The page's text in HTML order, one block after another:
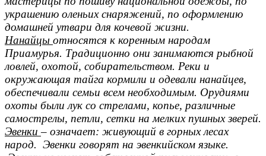
украшению оленьих снаряжений, по оформлению
домашней утвари для кочевой жизни.
Нанайцы относятся к коренным народам
Приамурья. Традиционно они занимаются рыбной
ловлей, охотой, собирательством. Реки и
окружающая тайга кормили и одевали нанайцев,
обеспечивали семьи всем необходимым. Орудиями
охоты были лук со стрелами, копье, различные
самострелы, петли, сетки на мелких пушных зверей.
Эвенки– означает: живующий в горных лесах
народ. Эвенки говорят на эвенкийском языке.